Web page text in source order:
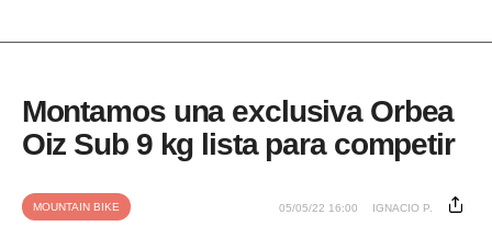
Montamos una exclusiva Orbea
Oiz Sub 9 kg lista para competir
MOUNTAIN BIKE 05/05/22 16:00 IGNACIO P.